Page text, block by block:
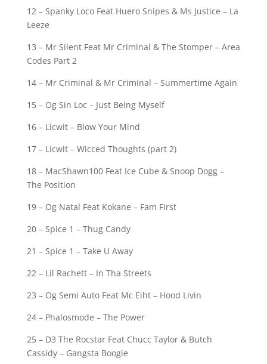
12 – Spanky Loco Feat Huero Snipes & Ms Justice – La
Leeze
13 – Mr Silent Feat Mr Criminal & The Stomper – Area
Codes Part 2
14 – Mr Criminal & Mr Criminal – Summertime Again
15 – Og Sin Loc – Just Being Myself
16 – Licwit – Blow Your Mind
17 – Licwit – Wicced Thoughts (part 2)
18 – MacShawn100 Feat Ice Cube & Snoop Dogg –
The Position
19 – Og Natal Feat Kokane – Fam First
20 – Spice 1 – Thug Candy
21 – Spice 1 – Take U Away
22 – Lil Rachett – In Tha Streets
23 – Og Semi Auto Feat Mc Eiht – Hood Livin
24 – Phalosmode – The Power
25 – D3 The Rocstar Feat Chucc Taylor & Butch
Cassidy – Gangsta Boogie